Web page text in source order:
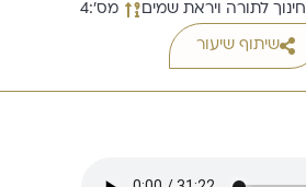
חינוך לתורה ויראת שמים מס׳:4
שיתוף שיעור